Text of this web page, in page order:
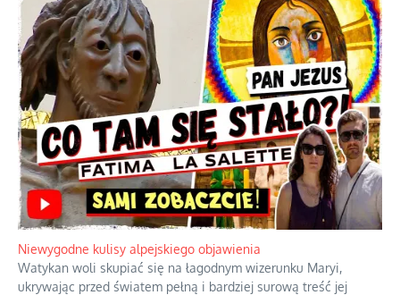
Ciemna strona podręcznikowych
mitów historycznych
Szybkie potwierdzenie dawnych
przypuszczeń telewizyjnych ekspertów